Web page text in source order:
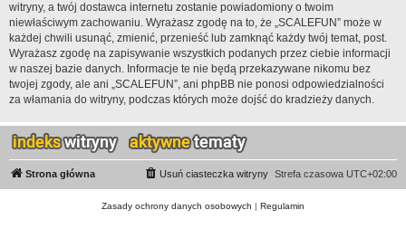
witryny, a twój dostawca internetu zostanie powiadomiony o twoim
niewłaściwym zachowaniu. Wyrażasz zgodę na to, że „SCALEFUN” może w
każdej chwili usunąć, zmienić, przenieść lub zamknąć każdy twój temat, post.
Wyrażasz zgodę na zapisywanie wszystkich podanych przez ciebie informacji
w naszej bazie danych. Informacje te nie będą przekazywane nikomu bez
twojej zgody, ale ani „SCALEFUN”, ani phpBB nie ponosi odpowiedzialności
za włamania do witryny, podczas których może dojść do kradzieży danych.
Strona główna Strefa czasowa UTC+02:00
Usuń ciasteczka witryny
Zasady ochrony danych osobowych | Regulamin